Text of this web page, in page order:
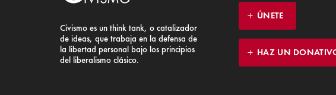
Civismo es un think tank, o catalizador
de ideas, que trabaja en la defensa de
la libertad personal bajo los principios
del liberalismo clásico.
ÚNETE
HAZ UN